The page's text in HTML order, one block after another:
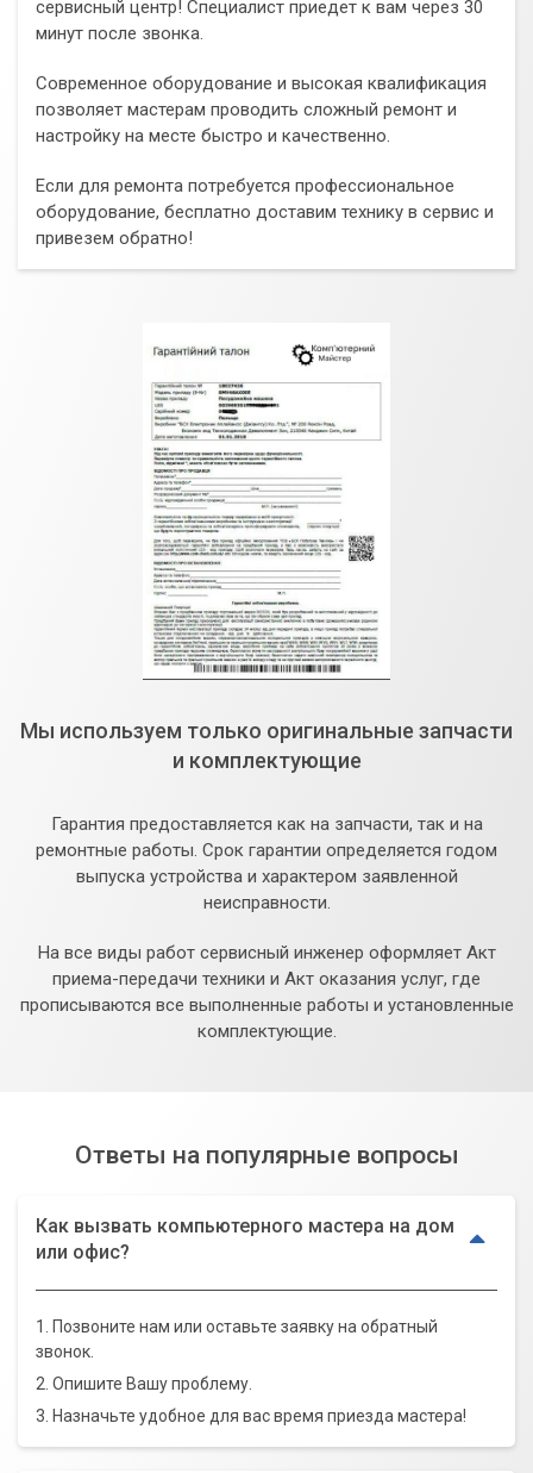
сервисный центр! Специалист приедет к вам через 30
минут после звонка.
Современное оборудование и высокая квалификация
позволяет мастерам проводить сложный ремонт и
настройку на месте быстро и качественно.
Если для ремонта потребуется профессиональное
оборудование, бесплатно доставим технику в сервис и
привезем обратно!
Мы используем только оригинальные запчасти
и комплектующие
Гарантия предоставляется как на запчасти, так и на
ремонтные работы. Срок гарантии определяется годом
выпуска устройства и характером заявленной
неисправности.
На все виды работ сервисный инженер оформляет Акт
приема-передачи техники и Акт оказания услуг, где
прописываются все выполненные работы и установленные
комплектующие.
Ответы на популярные вопросы
Как вызвать компьютерного мастера на дом
или офис?
1. Позвоните нам или оставьте заявку на обратный
звонок.
2. Опишите Вашу проблему.
3. Назначьте удобное для вас время приезда мастера!